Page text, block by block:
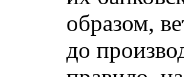
образом,
до